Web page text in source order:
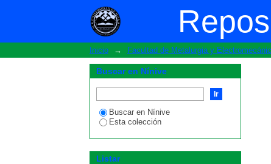
Tipo
Inicio → Facultad de Metalurgia y
Buscar en Nínive
Buscar en Nínive
Esta colección
Listar